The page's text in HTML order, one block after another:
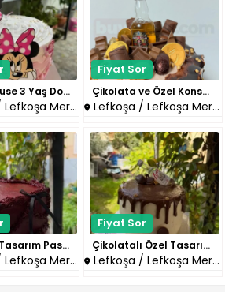
Minnie Mouse 3 Yaş Doğum Günü ..
Merkez
Fiyat Sor
Çikolata ve Özel Konsept Şık P..
Lefkoşa / Lefkoşa Merkez
Bordo Şık Tasarım Pasta..
Merkez
Fiyat Sor
Çikolatalı Özel Tasarım Pasta..
Lefkoşa / Lefkoşa Merkez